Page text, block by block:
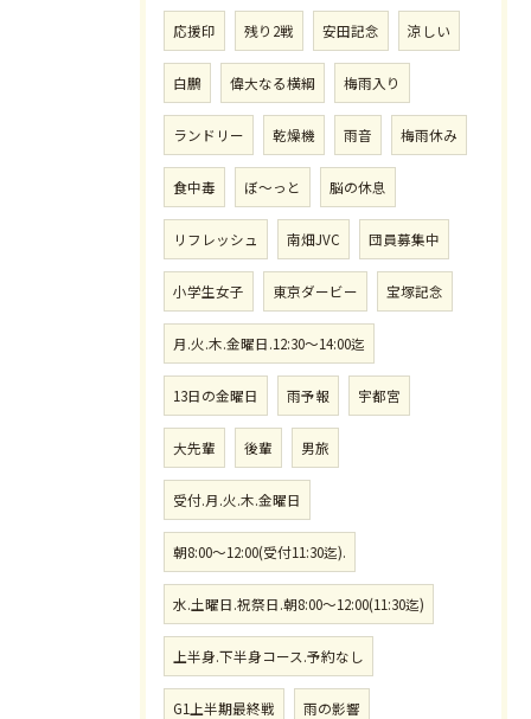
応援印 残り2戦 安田記念 涼しい
白鵬 偉大なる横綱 梅雨入り
ランドリー 乾燥機 雨音 梅雨休み
食中毒 ぼ〜っと 脳の休息
リフレッシュ 南畑JVC 団員募集中
小学生女子 東京ダービー 宝塚記念
月.火.木.金曜日.12:30〜14:00迄
13日の金曜日 雨予報 宇都宮
大先輩 後輩 男旅
受付.月.火.木.金曜日
朝8:00〜12:00(受付11:30迄).
水.土曜日.祝祭日.朝8:00〜12:00(11:30迄)
上半身.下半身コース.予約なし
G1上半期最終戦 雨の影響